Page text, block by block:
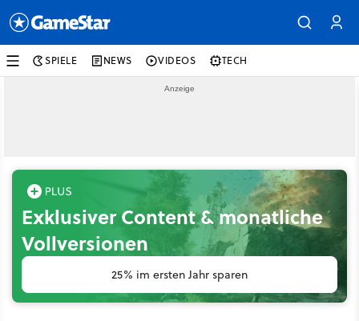
SPIELE NEWS VIDEOS TECH
Exklusiver Content & monatliche
Vollversionen
25% im ersten Jahr sparen